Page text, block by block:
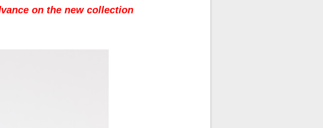
on the new collection